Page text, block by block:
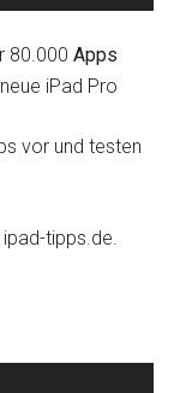
80.000Apps
iPad Pro
vor und testen
tipps.de.